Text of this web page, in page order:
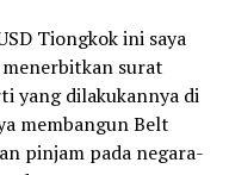
Tiongkok ini saya
surat
yang dilakukannya di
membangun Belt
pinjam pada negara-